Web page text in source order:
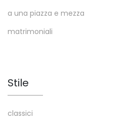
a una piazza e mezza
matrimoniali
Stile
classici